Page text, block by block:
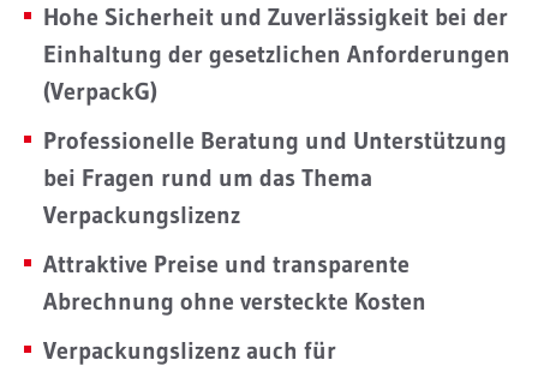
Hohe Sicherheit und Zuverlässigkeit bei der
Einhaltung der gesetzlichen Anforderungen
(VerpackG)
Professionelle Beratung und Unterstützung
bei Fragen rund um das Thema
Verpackungslizenz
Attraktive Preise und transparente
Abrechnung ohne versteckte Kosten
Verpackungslizenz auch für